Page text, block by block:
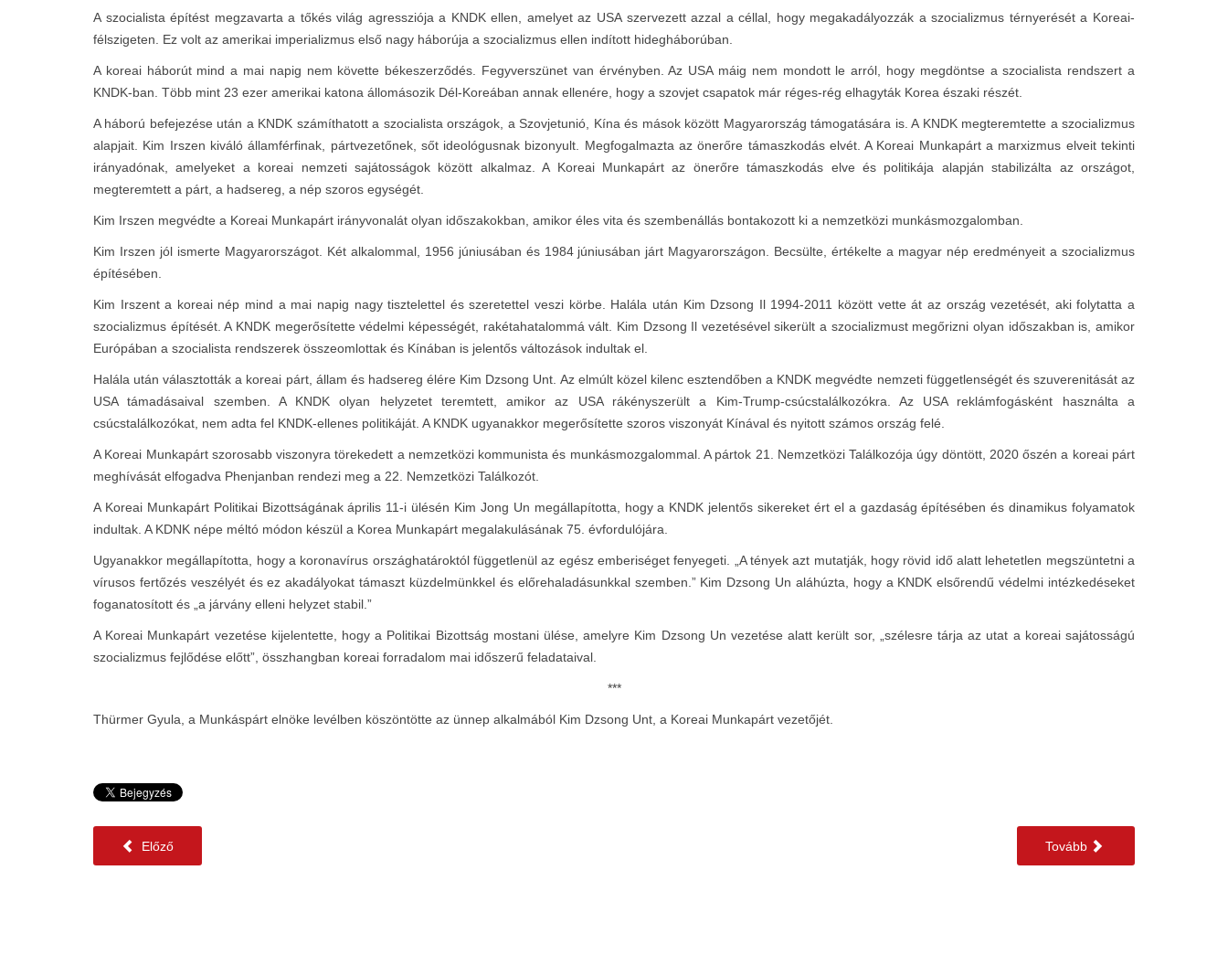
A szocialista építést megzavarta a tőkés világ agressziója a KNDK ellen, amelyet az USA szervezett azzal a céllal, hogy megakadályozzák a szocializmus térnyerését a Koreai-
félszigeten. Ez volt az amerikai imperializmus első nagy háborúja a szocializmus ellen indított hidegháborúban.
A koreai háborút mind a mai napig nem követte békeszerződés. Fegyverszünet van érvényben. Az USA máig nem mondott le arról, hogy megdöntse a szocialista rendszert a
KNDK-ban. Több mint 23 ezer amerikai katona állomásozik Dél-Koreában annak ellenére, hogy a szovjet csapatok már réges-rég elhagyták Korea északi részét.
A háború befejezése után a KNDK számíthatott a szocialista országok, a Szovjetunió, Kína és mások között Magyarország támogatására is. A KNDK megteremtette a szocializmus
alapjait. Kim Irszen kiváló államférfinak, pártvezetőnek, sőt ideológusnak bizonyult. Megfogalmazta az önerőre támaszkodás elvét. A Koreai Munkapárt a marxizmus elveit tekinti
irányadónak, amelyeket a koreai nemzeti sajátosságok között alkalmaz. A Koreai Munkapárt az önerőre támaszkodás elve és politikája alapján stabilizálta az országot,
megteremtett a párt, a hadsereg, a nép szoros egységét.
Kim Irszen megvédte a Koreai Munkapárt irányvonalát olyan időszakokban, amikor éles vita és szembenállás bontakozott ki a nemzetközi munkásmozgalomban.
Kim Irszen jól ismerte Magyarországot. Két alkalommal, 1956 júniusában és 1984 júniusában járt Magyarországon. Becsülte, értékelte a magyar nép eredményeit a szocializmus
építésében.
Kim Irszent a koreai nép mind a mai napig nagy tisztelettel és szeretettel veszi körbe. Halála után Kim Dzsong Il 1994-2011 között vette át az ország vezetését, aki folytatta a
szocializmus építését. A KNDK megerősítette védelmi képességét, rakétahatalommá vált. Kim Dzsong Il vezetésével sikerült a szocializmust megőrizni olyan időszakban is, amikor
Európában a szocialista rendszerek összeomlottak és Kínában is jelentős változások indultak el.
Halála után választották a koreai párt, állam és hadsereg élére Kim Dzsong Unt. Az elmúlt közel kilenc esztendőben a KNDK megvédte nemzeti függetlenségét és szuverenitását az
USA támadásaival szemben. A KNDK olyan helyzetet teremtett, amikor az USA rákényszerült a Kim-Trump-csúcstalálkozókra. Az USA reklámfogásként használta a
csúcstalálkozókat, nem adta fel KNDK-ellenes politikáját. A KNDK ugyanakkor megerősítette szoros viszonyát Kínával és nyitott számos ország felé.
A Koreai Munkapárt szorosabb viszonyra törekedett a nemzetközi kommunista és munkásmozgalommal. A pártok 21. Nemzetközi Találkozója úgy döntött, 2020 őszén a koreai párt
meghívását elfogadva Phenjanban rendezi meg a 22. Nemzetközi Találkozót.
A Koreai Munkapárt Politikai Bizottságának április 11-i ülésén Kim Jong Un megállapította, hogy a KNDK jelentős sikereket ért el a gazdaság építésében és dinamikus folyamatok
indultak. A KDNK népe méltó módon készül a Korea Munkapárt megalakulásának 75. évfordulójára.
Ugyanakkor megállapította, hogy a koronavírus országhatároktól függetlenül az egész emberiséget fenyegeti. „A tények azt mutatják, hogy rövid idő alatt lehetetlen megszüntetni a
vírusos fertőzés veszélyét és ez akadályokat támaszt küzdelmünkkel és előrehaladásunkkal szemben.” Kim Dzsong Un aláhúzta, hogy a KNDK elsőrendű védelmi intézkedéseket
foganatosított és „a járvány elleni helyzet stabil.”
A Koreai Munkapárt vezetése kijelentette, hogy a Politikai Bizottság mostani ülése, amelyre Kim Dzsong Un vezetése alatt került sor, „szélesre tárja az utat a koreai sajátosságú
szocializmus fejlődése előtt”, összhangban koreai forradalom mai időszerű feladataival.
***
Thürmer Gyula, a Munkáspárt elnöke levélben köszöntötte az ünnep alkalmából Kim Dzsong Unt, a Koreai Munkapárt vezetőjét.
Előző Tovább